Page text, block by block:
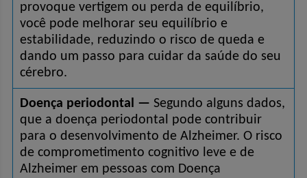
provoque vertigem ou perda de equilíbrio,
você pode melhorar seu equilíbrio e
estabilidade, reduzindo o risco de queda e
dando um passo para cuidar da saúde do seu
cérebro.
Doença periodontal — Segundo alguns dados,
que a doença periodontal pode contribuir
para o desenvolvimento de Alzheimer. O risco
de comprometimento cognitivo leve e de
Alzheimer em pessoas com Doença